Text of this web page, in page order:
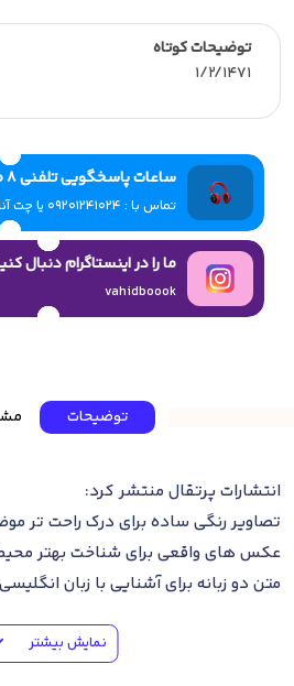
توضیحات کوتاه
1/2/1471
ساعات پاسخگویی تلفنی 8 صبح الی 22
تماس با : 09201241024 یا چت آنلاین
ما را در اینستاگرام دنبال
vahidboook
توضیحات
انتشارات پرتقال منتشر کرد:
تصاویر رنگی ساده برای درک راحت تر
عکس های واقعی برای شناخت بهتر محیط
متن دو زبانه برای آشنایی با زبان انگلیسی
قدم گذاشتن به دنیای کتاب خوانی
نمایش بیشتر